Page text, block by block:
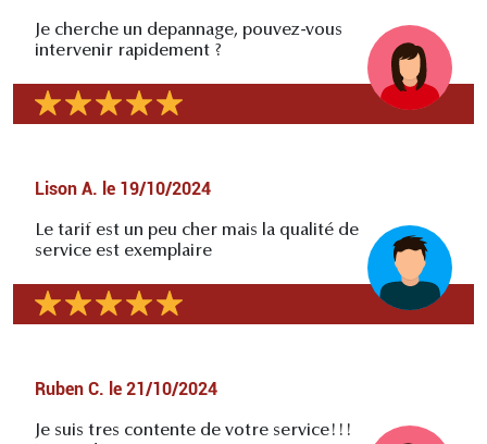
Je cherche un depannage, pouvez-vous
intervenir rapidement ?
Lison A. le 19/10/2024
Le tarif est un peu cher mais la qualité de
service est exemplaire
Ruben C. le 21/10/2024
Je suis tres contente de votre service!!!